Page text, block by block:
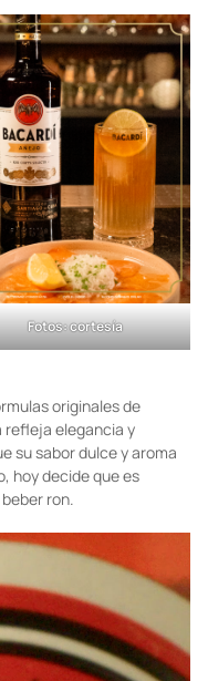
Fotos: cortesía
originales de
refleja elegancia y
su sabor dulce y aroma
hoy decide que es
ron.